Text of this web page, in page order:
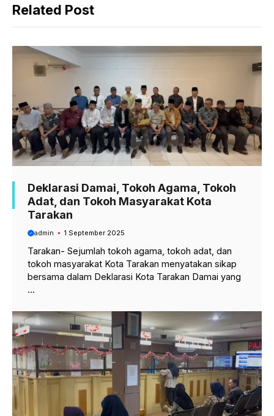
e
o
t
A
p
e
r
Related Post
Deklarasi Damai, Tokoh Agama, Tokoh
Adat, dan Tokoh Masyarakat Kota
Tarakan
admin 1 September 2025
Tarakan- Sejumlah tokoh agama, tokoh adat, dan
tokoh masyarakat Kota Tarakan menyatakan sikap
bersama dalam Deklarasi Kota Tarakan Damai yang
...